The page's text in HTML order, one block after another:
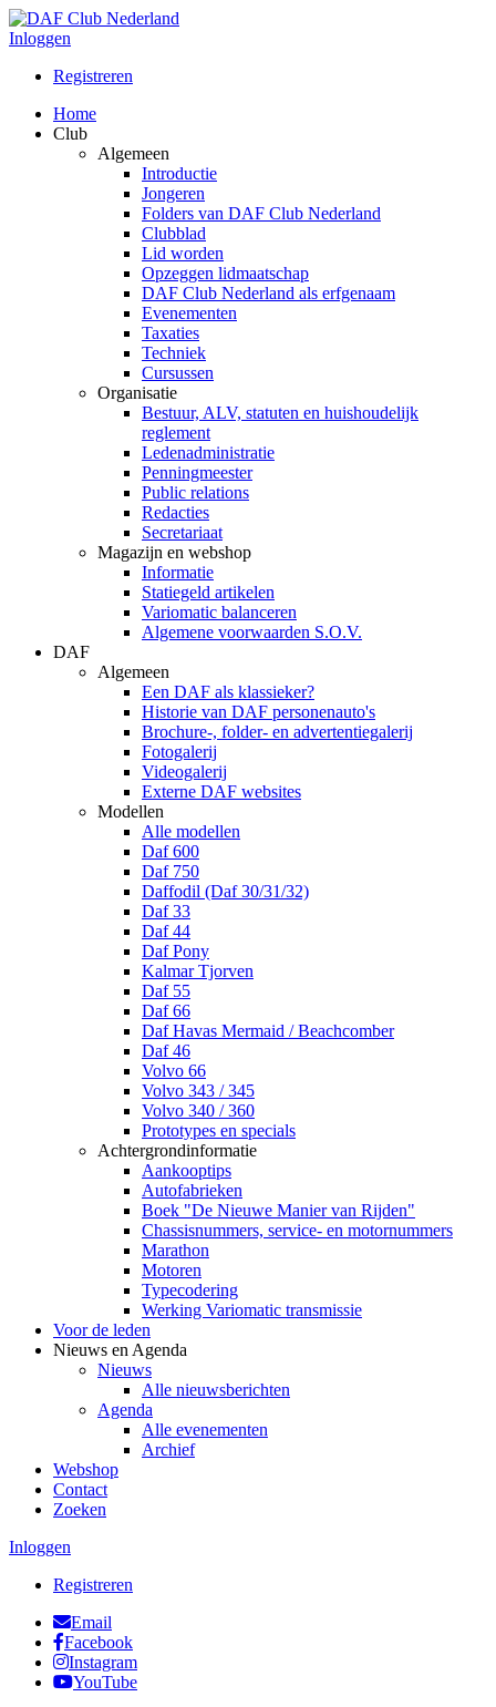
Inloggen
Registreren
Home
Club
Algemeen
Introductie
Jongeren
Folders van DAF Club Nederland
Clubblad
Lid worden
Opzeggen lidmaatschap
DAF Club Nederland als erfgenaam
Evenementen
Taxaties
Techniek
Cursussen
Organisatie
Bestuur, ALV, statuten en huishoudelijk
reglement
Ledenadministratie
Penningmeester
Public relations
Redacties
Secretariaat
Magazijn en webshop
Informatie
Statiegeld artikelen
Variomatic balanceren
Algemene voorwaarden S.O.V.
DAF
Algemeen
Een DAF als klassieker?
Historie van DAF personenauto's
Brochure-, folder- en advertentiegalerij
Fotogalerij
Videogalerij
Externe DAF websites
Modellen
Alle modellen
Daf 600
Daf 750
Daffodil (Daf 30/31/32)
Daf 33
Daf 44
Daf Pony
Kalmar Tjorven
Daf 55
Daf 66
Daf Havas Mermaid / Beachcomber
Daf 46
Volvo 66
Volvo 343 / 345
Volvo 340 / 360
Prototypes en specials
Achtergrondinformatie
Aankooptips
Autofabrieken
Boek "De Nieuwe Manier van Rijden"
Chassisnummers, service- en motornummers
Marathon
Motoren
Typecodering
Werking Variomatic transmissie
Voor de leden
Nieuws en Agenda
Nieuws
Alle nieuwsberichten
Agenda
Alle evenementen
Archief
Webshop
Contact
Zoeken
Inloggen
Registreren
Email
Facebook
Instagram
YouTube